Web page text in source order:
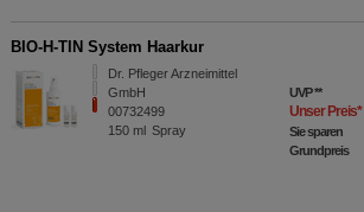
BIO-H-TIN System Haarkur
Dr. Pfleger Arzneimittel
GmbH
00732499
150 ml Spray
UVP**
Unser Preis*
Sie sparen
Grundpreis